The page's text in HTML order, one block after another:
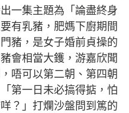
一集主題為「論盡終身
有乳豬，肥媽下廚期間
豬，是女子婚前貞操的
會相當大鑊，游嘉欣聞
唔可以第二朝、第四朝
第一日未必搞得掂，怕
？」打爛沙盤問到篤的